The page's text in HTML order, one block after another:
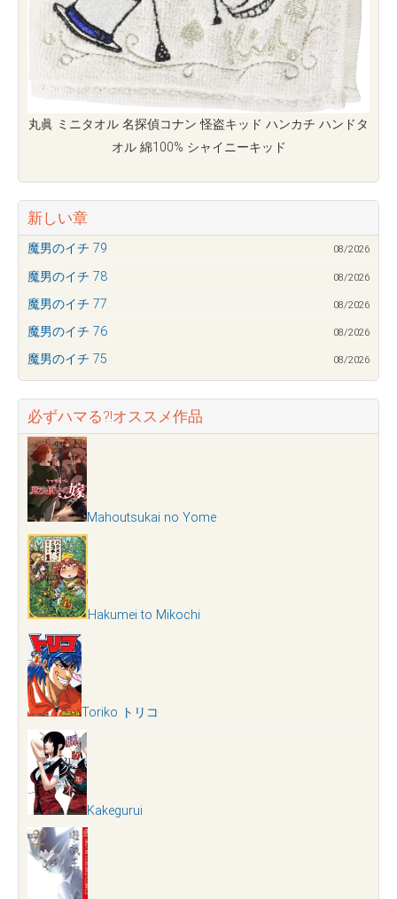
丸眞 ミニタオル 名探偵コナン 怪盗キッド ハンカチ ハンドタ
オル 綿100% シャイニーキッド
新しい章
魔男のイチ 79 08/2026
魔男のイチ 78 08/2026
魔男のイチ 77 08/2026
魔男のイチ 76 08/2026
魔男のイチ 75 08/2026
必ずハマる?!オススメ作品
Mahoutsukai no Yome
Hakumei to Mikochi
Toriko トリコ
Kakegurui